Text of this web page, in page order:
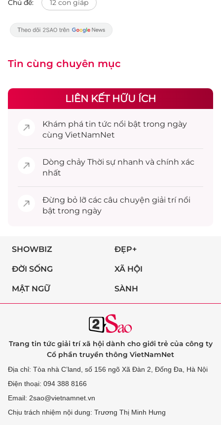
Chủ đề: 12 con giáp
Tin cùng chuyên mục
LIÊN KẾT HỮU ÍCH
Khám phá tin tức nổi bật trong ngày
cùng VietNamNet
Dòng chảy Thời sự nhanh và chính xác
nhất
Đừng bỏ lỡ các câu chuyện giải trínổi
bật trong ngày
SHOWBIZ ĐẸP+
ĐỜI SỐNG XÃ HỘI
MẬT NGỮ SÀNH
Trang tin tức giải trí xã hội dành cho giới trẻ của công ty
Cổ phần truyền thông VietNamNet
Địa chỉ: Tòa nhà C’land, số 156 ngõ Xã Đàn 2, Đống Đa, Hà Nội
Điện thoại: 094 388 8166
Email: 2sao@vietnamnet.vn
Chịu trách nhiệm nội dung: Trương Thị Minh Hưng